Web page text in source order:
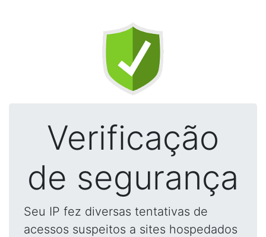
Verificação
de segurança
Seu IP fez diversas tentativas de
acessos suspeitos a sites hospedados